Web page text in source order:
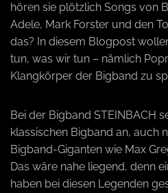
hören sie plötzlich Songs von
Adele, Mark Forster und den
das? In diesem Blogpost
tun, was wir tun – nämlich
Klangkörper der Bigband zu
Bei der Bigband STEINBACH
klassischen Bigband an, auch
Bigband-Giganten wie Max
Das wäre nahe liegend, denn
haben bei diesen Legenden